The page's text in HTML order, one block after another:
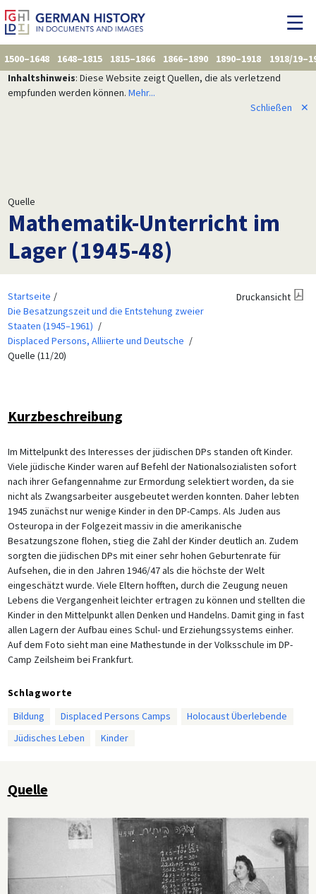
1500–1648 1648–1815 1815–1866 1866–1890 1890–1918
1918/
Inhaltshinweis: Diese Website zeigt Quellen, die als verletzend
empfunden werden können. Mehr...
Schließen
✕
Quelle
Mathematik-Unterricht im
Lager (1945-48)
Startseite
Die Besatzungszeit und die Entstehung zweier
Staaten (1945–1961)
Displaced Persons, Alliierte und Deutsche
Quelle (11/20)
Druckansicht
Kurzbeschreibung
Im Mittelpunkt des Interesses der jüdischen DPs standen oft Kinder.
Viele jüdische Kinder waren auf Befehl der Nationalsozialisten sofort
nach ihrer Gefangennahme zur Ermordung selektiert worden, da sie
nicht als Zwangsarbeiter ausgebeutet werden konnten. Daher lebten
1945 zunächst nur wenige Kinder in den DP-Camps. Als Juden aus
Osteuropa in der Folgezeit massiv in die amerikanische
Besatzungszone flohen, stieg die Zahl der Kinder deutlich an. Zudem
sorgten die jüdischen DPs mit einer sehr hohen Geburtenrate für
Aufsehen, die in den Jahren 1946/47 als die höchste der Welt
eingeschätzt wurde. Viele Eltern hofften, durch die Zeugung neuen
Lebens die Vergangenheit leichter ertragen zu können und stellten die
Kinder in den Mittelpunkt allen Denken und Handelns. Damit ging in fast
allen Lagern der Aufbau eines Schul- und Erziehungssystems einher.
Auf dem Foto sieht man eine Mathestunde in der Volksschule im DP-
Camp Zeilsheim bei Frankfurt.
Schlagworte
Bildung
Displaced Persons Camps
Holocaust Überlebende
Jüdisches Leben
Kinder
Quelle